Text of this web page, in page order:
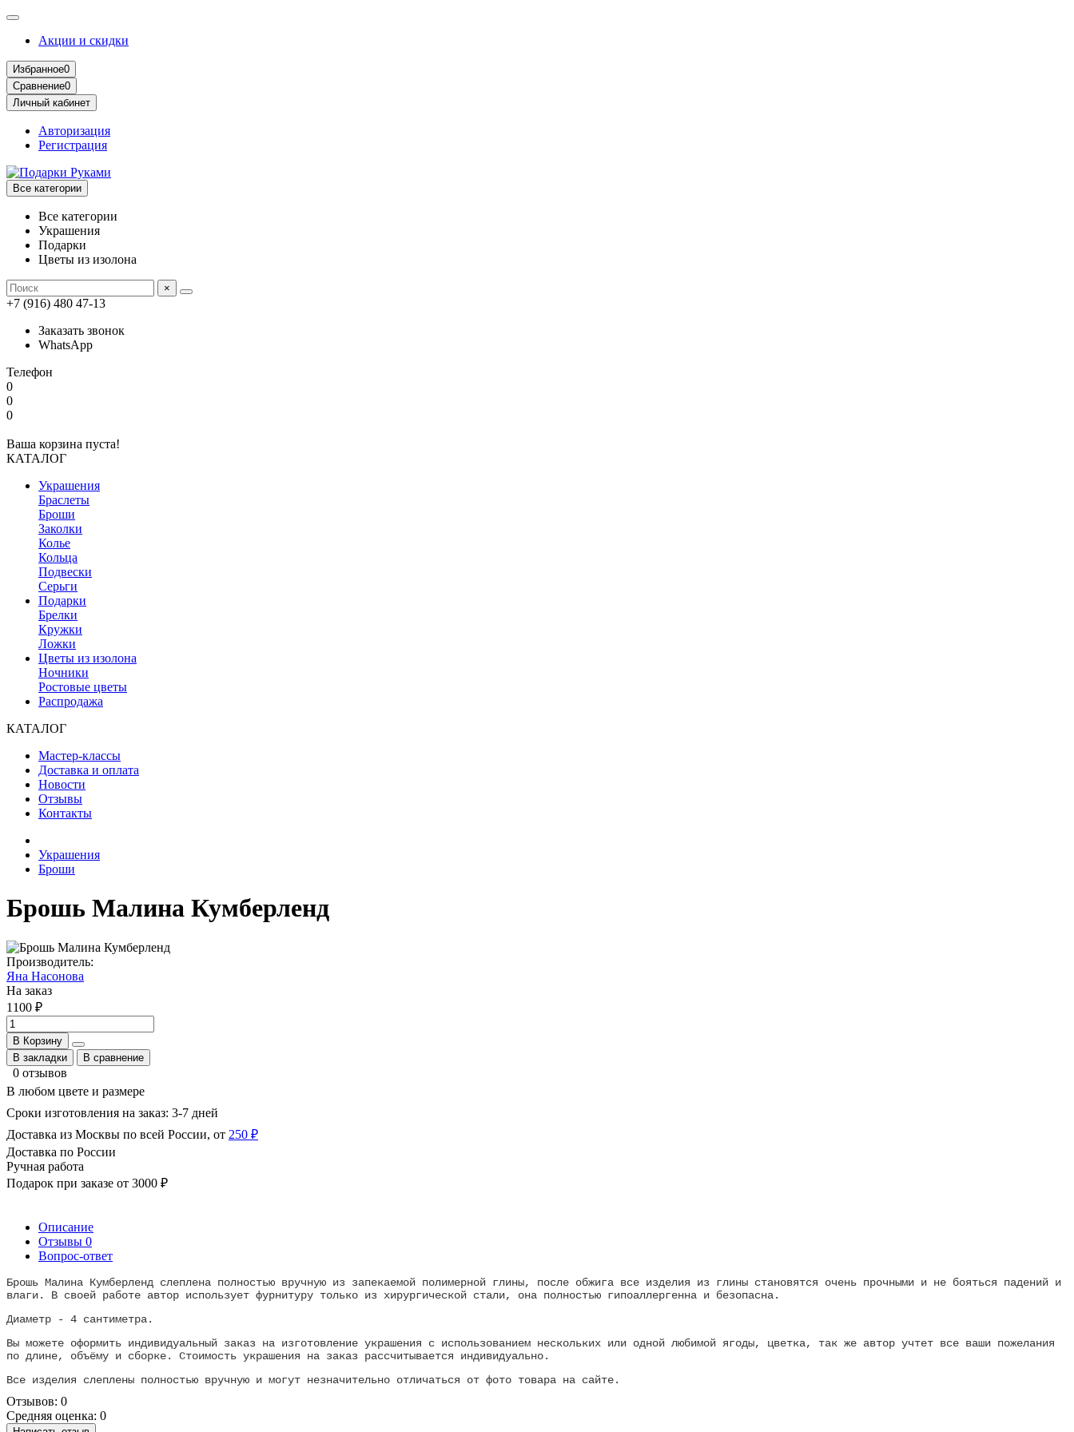
Акции и скидки
Избранное0
Сравнение0
Личный кабинет
Авторизация
Регистрация
Все категории
Все категории
Украшения
Подарки
Цветы из изолона
×
+7 (916) 480 47-13
Заказать звонок
WhatsApp
Телефон
0
0
0
Ваша корзина пуста!
КАТАЛОГ
Украшения
Браслеты
Броши
Заколки
Колье
Кольца
Подвески
Серьги
Подарки
Брелки
Кружки
Ложки
Цветы из изолона
Ночники
Ростовые цветы
Распродажа
КАТАЛОГ
Мастер-классы
Доставка и оплата
Новости
Отзывы
Контакты
Украшения
Броши
Брошь Малина Кумберленд
Производитель:
Яна Насонова
На заказ
1100 ₽
В Корзину
В закладки
В сравнение
0 отзывов
В любом цвете и размере
Сроки изготовления на заказ: 3-7 дней
Доставка из Москвы по всей России, от 250 ₽
Доставка по России
Ручная работа
Подарок при заказе от 3000 ₽
Описание
Отзывы 0
Вопрос-ответ
Брошь Малина Кумберленд слеплена полностью вручную из запекаемой полимерной глины, после обжига все изделия из глины становятся очень прочными и не бояться падений и
влаги. В своей работе автор использует фурнитуру только из хирургической стали, она полностью гипоаллергенна и безопасна.
Диаметр - 4 сантиметра.
Вы можете оформить индивидуальный заказ на изготовление украшения с использованием нескольких или одной любимой ягоды, цветка, так же автор учтет все ваши пожелания
по длине, объёму и сборке. Стоимость украшения на заказ рассчитывается индивидуально.
Все изделия слеплены полностью вручную и могут незначительно отличаться от фото товара на сайте.
Отзывов: 0
Средняя оценка: 0